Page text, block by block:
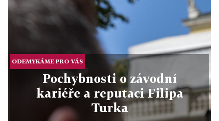
ODEMYKÁME PRO VÁS
Pochybnosti o závodní
kariéře a reputaci Filipa
Turka